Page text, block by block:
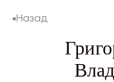
Назад